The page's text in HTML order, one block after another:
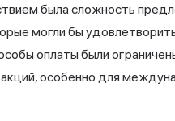
была сложность
могли бы
оплаты были
особенно для